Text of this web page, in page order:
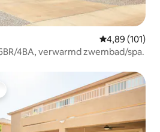
Gemiddelde
4,89 (101)
4BA, verwarmd zwembad/spa.